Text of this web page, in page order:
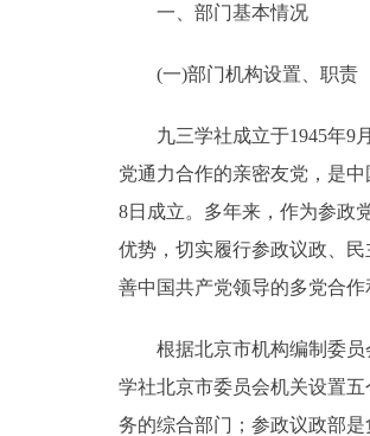
一、部门基本情况
(一)部门机构设置、职责
九三学社成立于1945年9月
党通力合作的亲密友党，是
8日成立。多年来，作为参政
优势，切实履行参政议政、
善中国共产党领导的多党合
根据北京市机构编制委员会
学社北京市委员会机关设置
务的综合部门；参政议政部